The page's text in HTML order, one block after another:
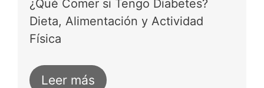
¿Qué Comer si Tengo Diabetes?
Dieta, Alimentación y Actividad
Física
Leer más